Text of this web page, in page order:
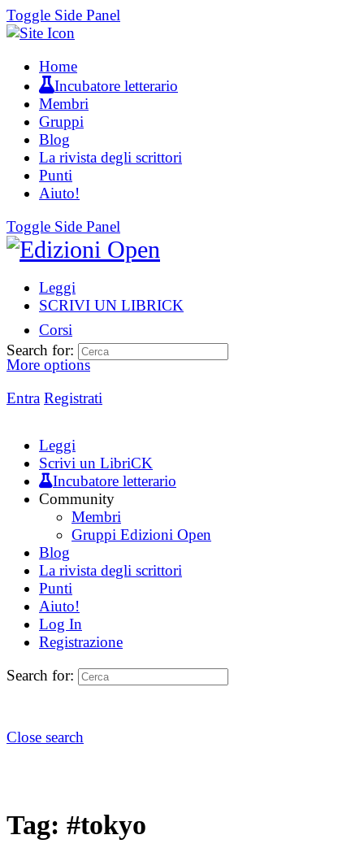
Toggle Side Panel
Home
Incubatore letterario
Membri
Gruppi
Blog
La rivista degli scrittori
Punti
Aiuto!
Toggle Side Panel
Leggi
SCRIVI UN LIBRICK
Corsi
More options
Entra Registrati
Search for:
Leggi
Scrivi un LibriCK
Incubatore letterario
Community
Membri
Gruppi Edizioni Open
Blog
La rivista degli scrittori
Punti
Aiuto!
Log In
Registrazione
Search for:
Close search
Tag: #tokyo